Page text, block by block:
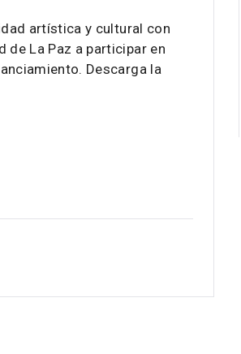
artística y cultural con
de La Paz a participar en
Descarga la